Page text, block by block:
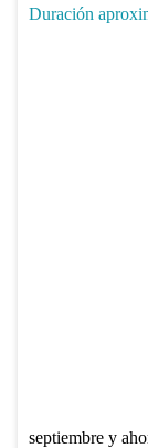
Duración
septiembre y